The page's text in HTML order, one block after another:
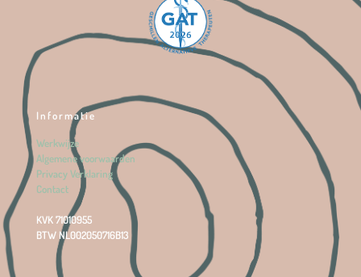
Informatie
Werkwijze
Algemene voorwaarden
Privacy Verklaring
Contact
KVK 71010955
BTW NL002050716B13